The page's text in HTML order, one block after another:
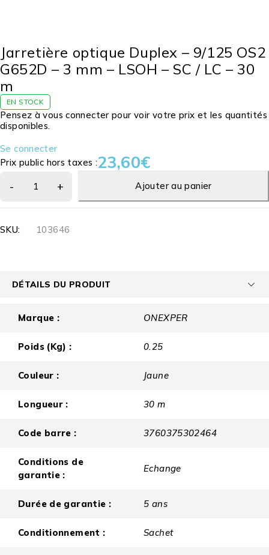
Jarretière optique Duplex – 9/125 OS2
G652D – 3 mm – LSOH – SC / LC – 30
m
EN STOCK
Pensez à vous connecter pour voir votre prix et les quantités
disponibles.
Se connecter
Prix public hors taxes :23,60€
Ajouter au panier
SKU: 103646
DÉTAILS DU PRODUIT
Marque : ONEXPER
Poids (Kg) : 0.25
Couleur : Jaune
Longueur : 30 m
Code barre : 3760375302464
Conditions de
garantie :
Echange
Durée de garantie : 5 ans
Conditionnement : Sachet